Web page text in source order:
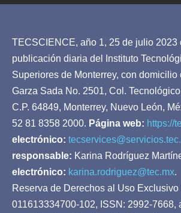
TECSCIENCE, año 1, 25 de julio 2023
publicación diaria del Instituto
Superiores de Monterrey, con domicilio
Garza Sada No. 2501, Col.
C.P. 64849, Monterrey, Nuevo León,
52 81 8358 2000. Página web: https://
electrónico:
responsable: Karina Rodríguez
electrónico: karina.rodriguez@tec.mx.
Reserva de Derechos al Uso
011613334700-102, ISSN: 2992-7668,